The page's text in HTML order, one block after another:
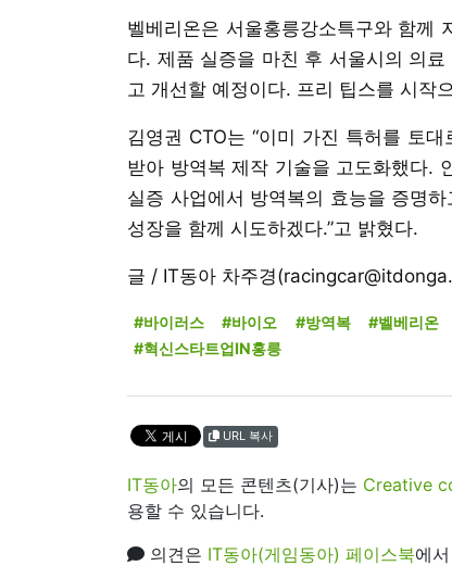
벨베리온은 서울홍릉강소특구와 함께
다. 제품 실증을 마친 후 서울시의 의
고 개선할 예정이다. 프리 팁스를 시작
김영권 CTO는 “이미 가진 특허를 토
받아 방역복 제작 기술을 고도화했다.
실증 사업에서 방역복의 효능을 증명
성장을 함께 시도하겠다.”고 밝혔다.
글 / IT동아 차주경
#바이러스 #바이오 #방역복 #벨베리온
#혁신스타트업IN홍릉
URL 복사
IT동아의 모든 콘텐츠(기사)는 Creative
용할 수 있습니다.
의견은 IT동아(게임동아) 페이스북에